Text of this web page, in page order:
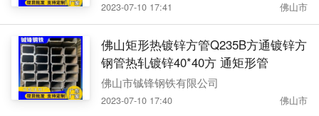
2023-07-10 17:41 佛山市
佛山矩形热镀锌方管Q235B方通镀锌方
钢管热轧镀锌40*40方 通矩形管
佛山市铖锋钢铁有限公司
2023-07-10 17:40 佛山市